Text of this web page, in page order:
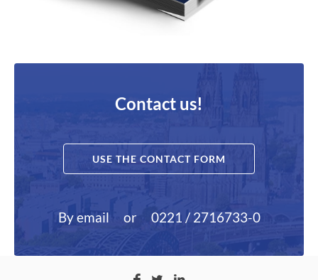
Contact us!
USE THE CONTACT FORM
By email or 0221 / 2716733-0